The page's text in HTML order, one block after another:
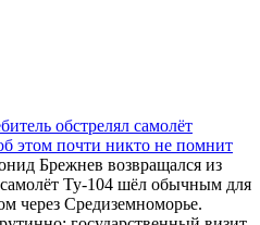
обстрелял самолёт
этом почти никто не помнит
Брежнев возвращался из
Ту-104 шёл обычным для
через Средиземноморье.